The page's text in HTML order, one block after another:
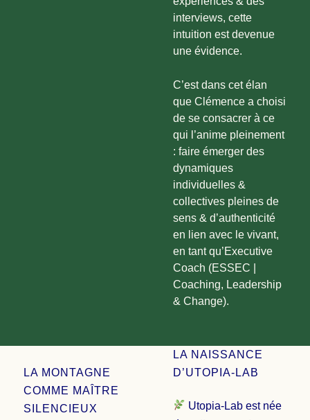
interviews, cette
intuition est devenue
une évidence.
C’est dans cet élan
que Clémence a choisi
de se consacrer à ce
qui l’anime pleinement
: faire émerger des
dynamiques
individuelles &
collectives pleines de
sens & d’authenticité
en lien avec le vivant,
en tant qu’Executive
Coach (ESSEC |
Coaching, Leadership
& Change).
LA MONTAGNE
COMME MAÎTRE
SILENCIEUX
LA NAISSANCE
D’UTOPIA-LAB
Utopia-Lab est née